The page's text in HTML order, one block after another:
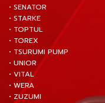
• SENATOR
• STARKE
• TOPTUL
• TOREX
• TSURUMI PUMP
• UNIOR
• VITAL
• WERA
• ZUZUMI